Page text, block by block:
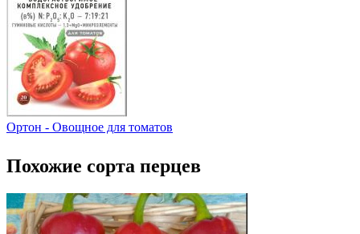
Ортон - Овощное для томатов
Похожие сорта перцев